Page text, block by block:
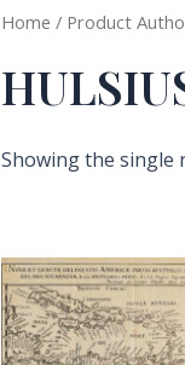
Home / Product
Showing the single